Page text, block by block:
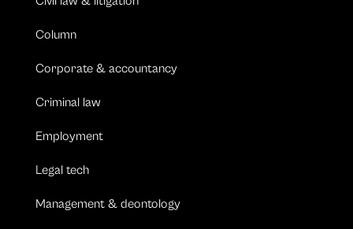
Column
Corporate & accountancy
Criminal law
Employment
Legal tech
Management & deontology